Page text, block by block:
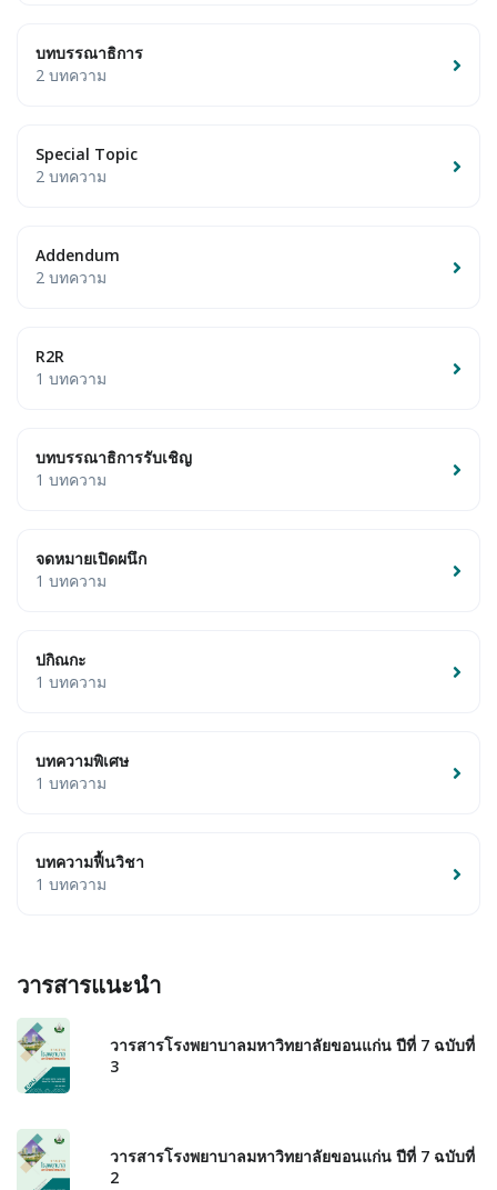
บทบรรณาธิการ
2 บทความ
Special Topic
2 บทความ
Addendum
2 บทความ
R2R
1 บทความ
บทบรรณาธิการรับเชิญ
1 บทความ
จดหมายเปิดผนึก
1 บทความ
ปกิณกะ
1 บทความ
บทความพิเศษ
1 บทความ
บทความฟื้นวิชา
1 บทความ
วารสารแนะนำ
วารสารโรงพยาบาลมหาวิทยาลัยขอนแก่น ปีที่ 7 ฉบับที่
3
วารสารโรงพยาบาลมหาวิทยาลัยขอนแก่น ปีที่ 7 ฉบับที่
2